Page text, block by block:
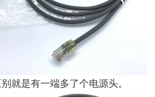
就是有一端多了个电源头。